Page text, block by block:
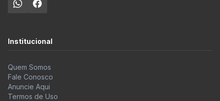
Institucional
Quem Somos
Fale Conosco
Anuncie Aqui
Termos de Uso